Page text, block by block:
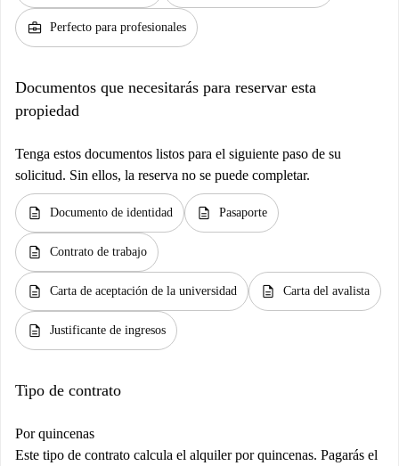
business_center Perfecto para profesionales
Documentos que necesitarás para reservar esta
propiedad
Tenga estos documentos listos para el siguiente paso de su
solicitud. Sin ellos, la reserva no se puede completar.
description Documento de identidad description Pasaporte
description Contrato de trabajo
description Carta de aceptación de la universidad description Carta del avalista
description Justificante de ingresos
Tipo de contrato
Por quincenas
Este tipo de contrato calcula el alquiler por quincenas. Pagarás el